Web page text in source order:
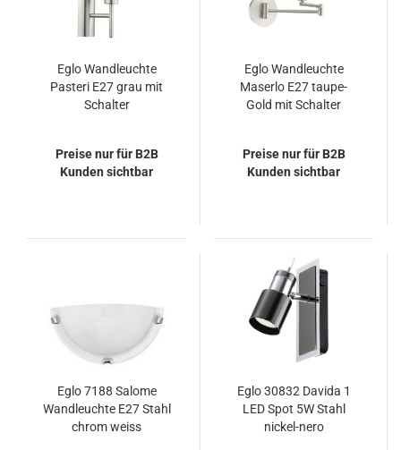
Eglo Wandleuchte
Pasteri E27 grau mit
Schalter
Preise nur für B2B
Kunden sichtbar
Eglo Wandleuchte
Maserlo E27 taupe-
Gold mit Schalter
Preise nur für B2B
Kunden sichtbar
Eglo 7188 Salome
Wandleuchte E27 Stahl
chrom weiss
Eglo 30832 Davida 1
LED Spot 5W Stahl
nickel-nero